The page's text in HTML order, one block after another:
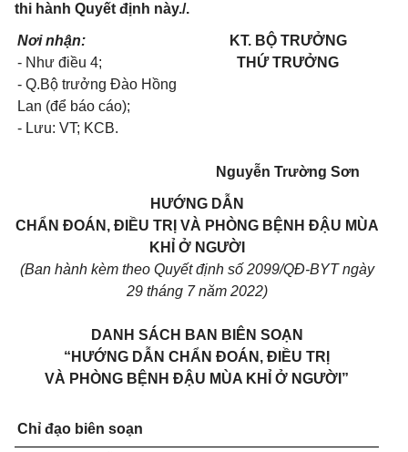
thi hành Quyết định này./.
Nơi nhận:
- Như điều 4;
- Q.Bộ trưởng Đào Hồng
Lan (để báo cáo);
- Lưu: VT; KCB.
KT. BỘ TRƯỞNG
THỨ TRƯỞNG
Nguyễn Trường Sơn
HƯỚNG DẪN
CHẨN ĐOÁN, ĐIỀU TRỊ VÀ PHÒNG BỆNH ĐẬU MÙA
KHỈ Ở NGƯỜI
(Ban hành kèm theo Quyết định số 2099/QĐ-BYT ngày
29 tháng 7 năm 2022)
DANH SÁCH BAN BIÊN SOẠN
“HƯỚNG DẪN CHẨN ĐOÁN, ĐIỀU TRỊ
VÀ PHÒNG BỆNH ĐẬU MÙA KHỈ Ở NGƯỜI”
Chỉ đạo biên soạn